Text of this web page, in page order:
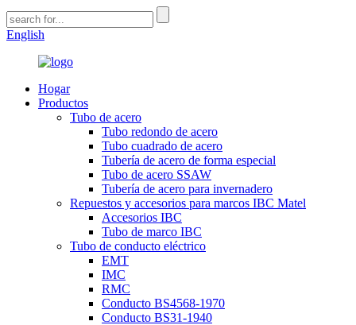
English
Hogar
Productos
Tubo de acero
Tubo redondo de acero
Tubo cuadrado de acero
Tubería de acero de forma especial
Tubo de acero SSAW
Tubería de acero para invernadero
Repuestos y accesorios para marcos IBC Matel
Accesorios IBC
Tubo de marco IBC
Tubo de conducto eléctrico
EMT
IMC
RMC
Conducto BS4568-1970
Conducto BS31-1940